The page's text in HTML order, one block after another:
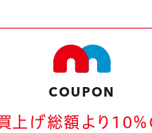
井市経田1丁目1207
COUPON
上げ総額より10